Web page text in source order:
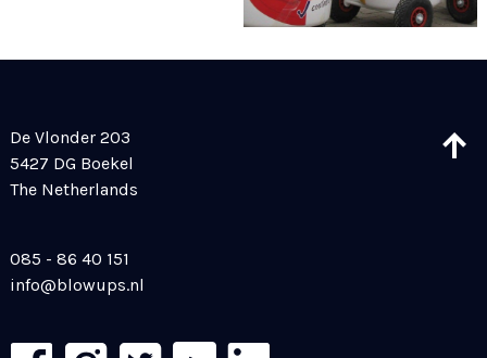
De Vlonder 203
5427 DG Boekel
The Netherlands
085 - 86 40 151
info@blowups.nl